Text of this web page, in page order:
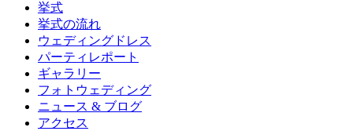
挙式
挙式の流れ
ウェディングドレス
パーティレポート
ギャラリー
フォトウェディング
ニュース & ブログ
アクセス